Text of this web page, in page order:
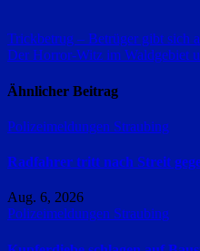
Beitragsnavigation
Trickbetrug – Betrüger gibt sich
Der Horror-Witz im Waldgebiet
Ähnlicher Beitrag
Polizeimeldungen Straubing
Radfahrer tritt nach Streit
Aug. 6, 2026
Polizeimeldungen Straubing